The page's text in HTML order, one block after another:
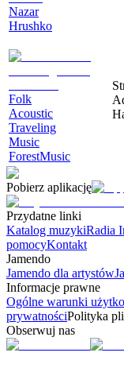
Nazar
Hrushko
Folk
Acoustic
Traveling
Music
ForestMusic
Pobierz aplikację
Przydatne linki
Katalog muzykiRadia
pomocyKontakt
Jamendo
Jamendo dla artystów
Informacje prawne
Ogólne warunki
prywatnościPolityka
Obserwuj nas